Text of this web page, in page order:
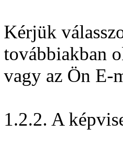
Kérjük
továbbiakban
vagy az Ön E-
1.2.2. A